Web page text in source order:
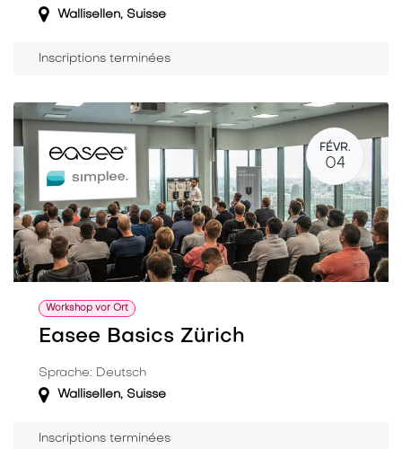
Wallisellen, Suisse
Inscriptions terminées
FÉVR.
04
Workshop vor Ort
Easee Basics Zürich
Sprache: Deutsch
Wallisellen, Suisse
Inscriptions terminées